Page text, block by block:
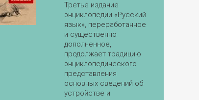
Третье издание
энциклопедии «Русский
язык», переработанное
и существенно
дополненное,
продолжает традицию
энциклопедического
представления
основных сведений об
устройстве и